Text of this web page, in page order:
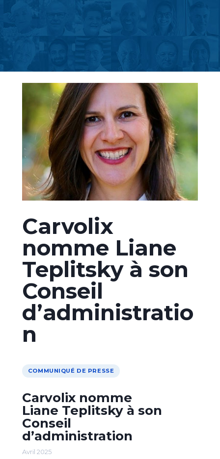
Retourner sur la page des actualités
Carvolix
nomme Liane
Teplitsky à son
Conseil
d’administratio
n
COMMUNIQUÉ DE PRESSE
Carvolix nomme
Liane Teplitsky à son
Conseil
d’administration
Avril 2025